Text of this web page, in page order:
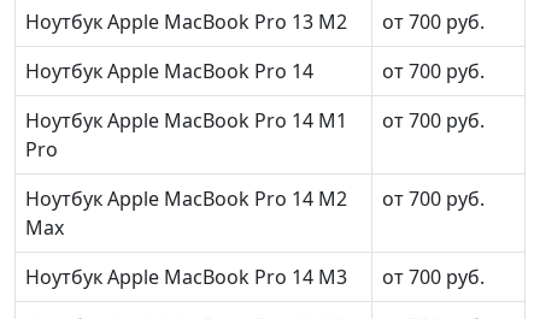
Ноутбук Apple MacBook Pro 13 M2
от 700 руб.
Ноутбук Apple MacBook Pro 14
от 700 руб.
Ноутбук Apple MacBook Pro 14 M1
Pro
от 700 руб.
Ноутбук Apple MacBook Pro 14 M2
Max
от 700 руб.
Ноутбук Apple MacBook Pro 14 M3
от 700 руб.